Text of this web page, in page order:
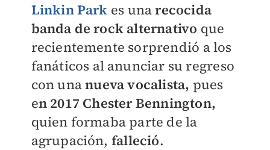
Linkin Park es unarecocida
banda de rock alternativo que
recientemente sorprendió a los
fanáticos al anunciar su regreso
con unanueva vocalista, pues
en 2017 Chester Bennington,
quien formaba parte de la
agrupación, falleció.